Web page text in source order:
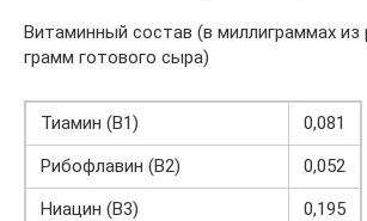
Витаминный состав (в миллиграммах из
грамм готового сыра)
Тиамин (В1)
0,081
Рибофлавин (В2)
0,052
Ниацин (В3)
0,195